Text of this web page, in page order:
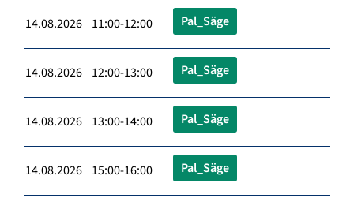
14.08.2026 11:00-12:00 Pal_Säge
14.08.2026 12:00-13:00 Pal_Säge
14.08.2026 13:00-14:00 Pal_Säge
14.08.2026 15:00-16:00 Pal_Säge